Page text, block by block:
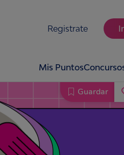
Registrate
Mis Puntos
Guardar